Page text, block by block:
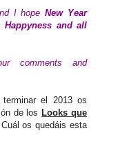
I hopeNew Year
and all
comments and
el 2013 os
de los Looks que
os quedáis esta